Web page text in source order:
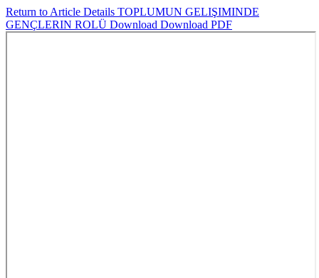
Return to Article Details TOPLUMUN GELIŞIMINDE
GENÇLERIN ROLÜ Download Download PDF